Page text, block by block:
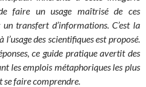
faire un usage maîtrisé de ces
transfert d’informations. C’est la
des scientifiques est proposé.
ce guide pratique avertit des
les emplois métaphoriques les plus
se faire comprendre.